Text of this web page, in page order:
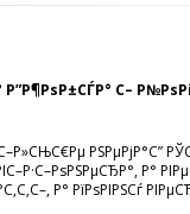
С–
РЅРµРјР°С”
Р°
Р° РїРѕРІРЅСѓ